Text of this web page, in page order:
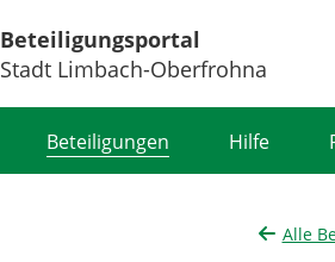
Beteiligungsportal
Stadt Limbach-Oberfrohna
Beteiligungen Hilfe
Alle